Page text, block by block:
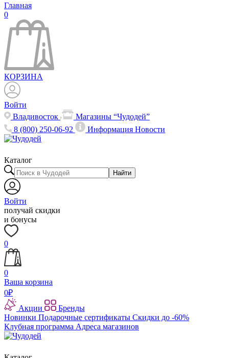
Главная
0
КОРЗИНА
Войти
Владивосток
Магазины “Чудодей”
8 (800) 250-06-92
ИнформацияНовости
Каталог
Найти
Войти
получай скидки
и бонусы
0
0
Ваша корзина
0₽
Акции
Бренды
Новинки Подарочные сертификаты Скидки до -60%
Клубная программа Адреса магазинов